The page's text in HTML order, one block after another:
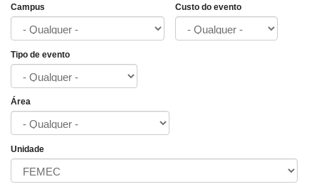
Campus Custo do evento
Tipo de evento
Área
Unidade